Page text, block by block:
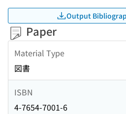
Output
Paper
Material Type
図書
ISBN
4-7654-7001-6